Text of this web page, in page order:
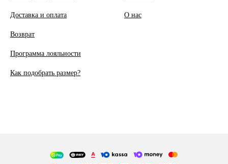
Доставка и оплата
Возврат
Программа лояльности
Как подобрать размер?
О нас